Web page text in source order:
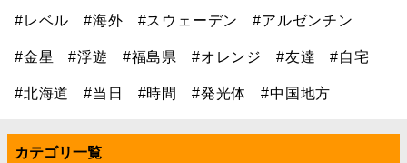
#レベル #海外 #スウェーデン #アルゼンチン
#金星 #浮遊 #福島県 #オレンジ #友達 #自宅
#北海道 #当日 #時間 #発光体 #中国地方
カテゴリ一覧